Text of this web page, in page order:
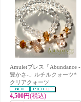
Amuletブレス「Abundance -
豊かさ-」ルチルクォーツ*
クリアクォーツ
4,500円(税込)